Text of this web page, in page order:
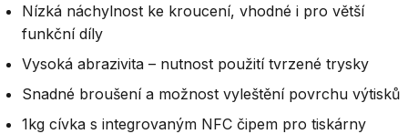
Nízká náchylnost ke kroucení, vhodné i pro větší
funkční díly
Vysoká abrazivita – nutnost použití tvrzené trysky
Snadné broušení a možnost vyleštění povrchu výtisků
1kg cívka s integrovaným NFC čipem pro tiskárny